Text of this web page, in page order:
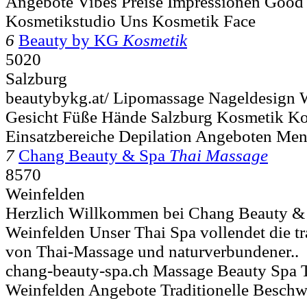
Kosmetikstudio Uns Kosmetik Face
6 Beauty by KG Kosmetik
5020
Salzburg
beautybykg.at/ Lipomassage Nageldesign
Gesicht Füße Hände Salzburg Kosmetik
Einsatzbereiche Depilation Angeboten
7 Chang Beauty & Spa Thai Massage
8570
Weinfelden
Herzlich Willkommen bei Chang Beauty &
Weinfelden Unser Thai Spa vollendet die
von Thai-Massage und naturverbundener..
chang-beauty-spa.ch Massage Beauty Spa
Weinfelden Angebote Traditionelle